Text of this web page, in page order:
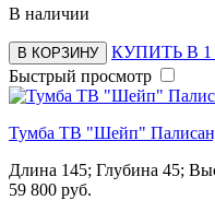
В наличии
В КОРЗИНУ
КУПИТЬ В
Быстрый просмотр
Тумба ТВ "Шейп"
Длина 145; Глубина 45;
59 800 руб.